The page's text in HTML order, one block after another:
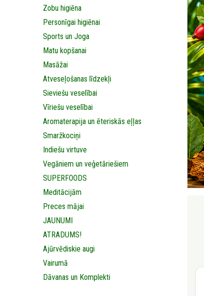
Zobu higiēna
Personīgai higiēnai
Sports un Joga
Matu kopšanai
Masāžai
Аtveseļošanas līdzekļi
Sieviešu veselībai
Vīriešu veselībai
Aromaterapija un ēteriskās eļļas
Smaržkociņi
Indiešu virtuve
Vegāniem un veģetāriešiem
SUPERFOODS
Meditācijām
Preces mājai
JAUNUMI
ATRADUMS!
Ajūrvēdiskie augi
Vairumā
Dāvanas un Komplekti